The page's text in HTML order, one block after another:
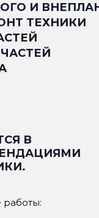
И
ТЕХНИКИ
В